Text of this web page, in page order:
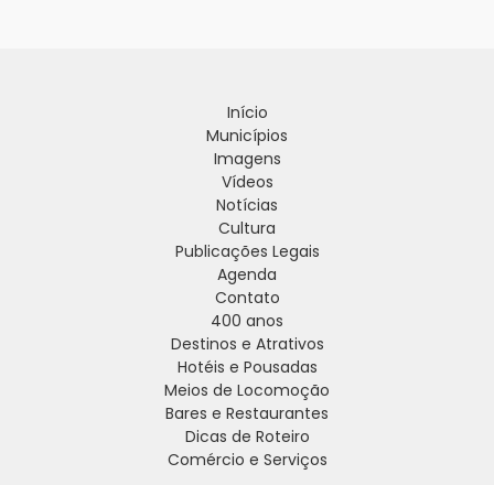
Início
Municípios
Imagens
Vídeos
Notícias
Cultura
Publicações Legais
Agenda
Contato
400 anos
Destinos e Atrativos
Hotéis e Pousadas
Meios de Locomoção
Bares e Restaurantes
Dicas de Roteiro
Comércio e Serviços